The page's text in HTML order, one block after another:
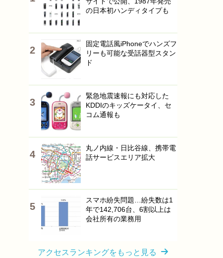
の日本初ハンディタイプも
固定電話風iPhoneでハンズフ
リーも可能な受話器型スタン
ド
緊急地震速報にも対応した
KDDIのキッズケータイ、セ
コム通報も
丸ノ内線・日比谷線、携帯電
話サービスエリア拡大
スマホ紛失問題…紛失数は1
年で142,706台、6割以上は
会社所有の業務用
アクセスランキングをもっと見る